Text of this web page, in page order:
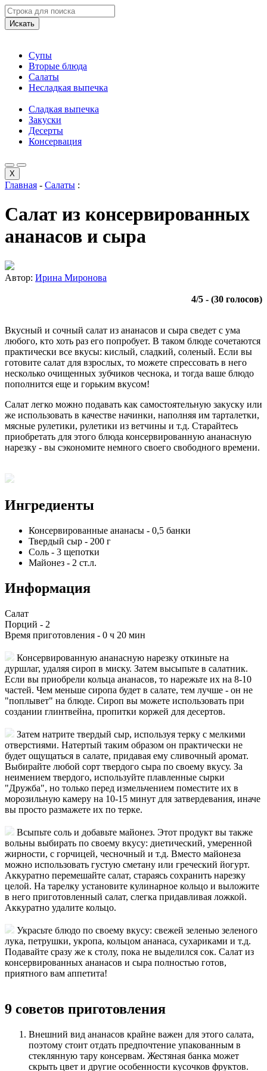
Искать
Супы
Вторые блюда
Салаты
Несладкая выпечка
Сладкая выпечка
Закуски
Десерты
Консервация
X
Главная - Салаты :
Салат из консервированных
ананасов и сыра
Автор: Ирина Миронова
4/5 - (30 голосов)
Вкусный и сочный салат из ананасов и сыра сведет с ума
любого, кто хоть раз его попробует. В таком блюде сочетаются
практически все вкусы: кислый, сладкий, соленый. Если вы
готовите салат для взрослых, то можете спрессовать в него
несколько очищенных зубчиков чеснока, и тогда ваше блюдо
пополнится еще и горьким вкусом!
Салат легко можно подавать как самостоятельную закуску или
же использовать в качестве начинки, наполняя им тарталетки,
мясные рулетики, рулетики из ветчины и т.д. Старайтесь
приобретать для этого блюда консервированную ананасную
нарезку - вы сэкономите немного своего свободного времени.
Ингредиенты
Консервированные ананасы - 0,5 банки
Твердый сыр - 200 г
Соль - 3 щепотки
Майонез - 2 ст.л.
Информация
Салат
Порций - 2
Время приготовления - 0 ч 20 мин
Консервированную ананасную нарезку откиньте на
дуршлаг, удаляя сироп в миску. Затем высыпьте в салатник.
Если вы приобрели кольца ананасов, то нарежьте их на 8-10
частей. Чем меньше сиропа будет в салате, тем лучше - он не
"поплывет" на блюде. Сироп вы можете использовать при
создании глинтвейна, пропитки коржей для десертов.
Затем натрите твердый сыр, используя терку с мелкими
отверстиями. Натертый таким образом он практически не
будет ощущаться в салате, придавая ему сливочный аромат.
Выбирайте любой сорт твердого сыра по своему вкусу. За
неимением твердого, используйте плавленные сырки
"Дружба", но только перед измельчением поместите их в
морозильную камеру на 10-15 минут для затвердевания, иначе
вы просто размажете их по терке.
Всыпьте соль и добавьте майонез. Этот продукт вы также
вольны выбирать по своему вкусу: диетический, умеренной
жирности, с горчицей, чесночный и т.д. Вместо майонеза
можно использовать густую сметану или греческий йогурт.
Аккуратно перемешайте салат, стараясь сохранить нарезку
целой. На тарелку установите кулинарное кольцо и выложите
в него приготовленный салат, слегка придавливая ложкой.
Аккуратно удалите кольцо.
Украсьте блюдо по своему вкусу: свежей зеленью зеленого
лука, петрушки, укропа, кольцом ананаса, сухариками и т.д.
Подавайте сразу же к столу, пока не выделился сок. Салат из
консервированных ананасов и сыра полностью готов,
приятного вам аппетита!
9 советов приготовления
Внешний вид ананасов крайне важен для этого салата,
поэтому стоит отдать предпочтение упакованным в
стеклянную тару консервам. Жестяная банка может
скрыть цвет и другие особенности кусочков фруктов.